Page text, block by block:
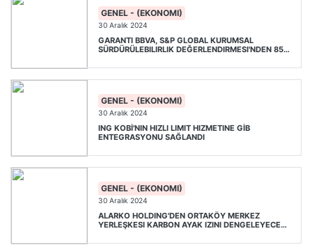
GENEL - (EKONOMI)
30 Aralık 2024
GARANTI BBVA, S&P GLOBAL KURUMSAL
SÜRDÜRÜLEBILIRLIK DEĞERLENDIRMESI'NDEN 85
GENEL - (EKONOMI)
30 Aralık 2024
ING KOBİ'NIN HIZLI LIMIT HIZMETINE GİB
ENTEGRASYONU SAĞLANDI
GENEL - (EKONOMI)
30 Aralık 2024
ALARKO HOLDING'DEN ORTAKÖY MERKEZ
YERLEŞKESI KARBON AYAK IZINI DENGELEYECEK